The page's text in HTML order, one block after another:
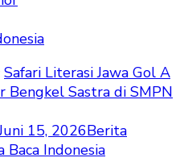
Safari Literasi Jawa Gol A
Bengkel Sastra di SMPN
15, 2026Berita
Baca Indonesia